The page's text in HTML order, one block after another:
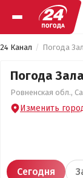
24 Канал Погода
Погода
Ровненская обл.,
Изменить
Сегодня